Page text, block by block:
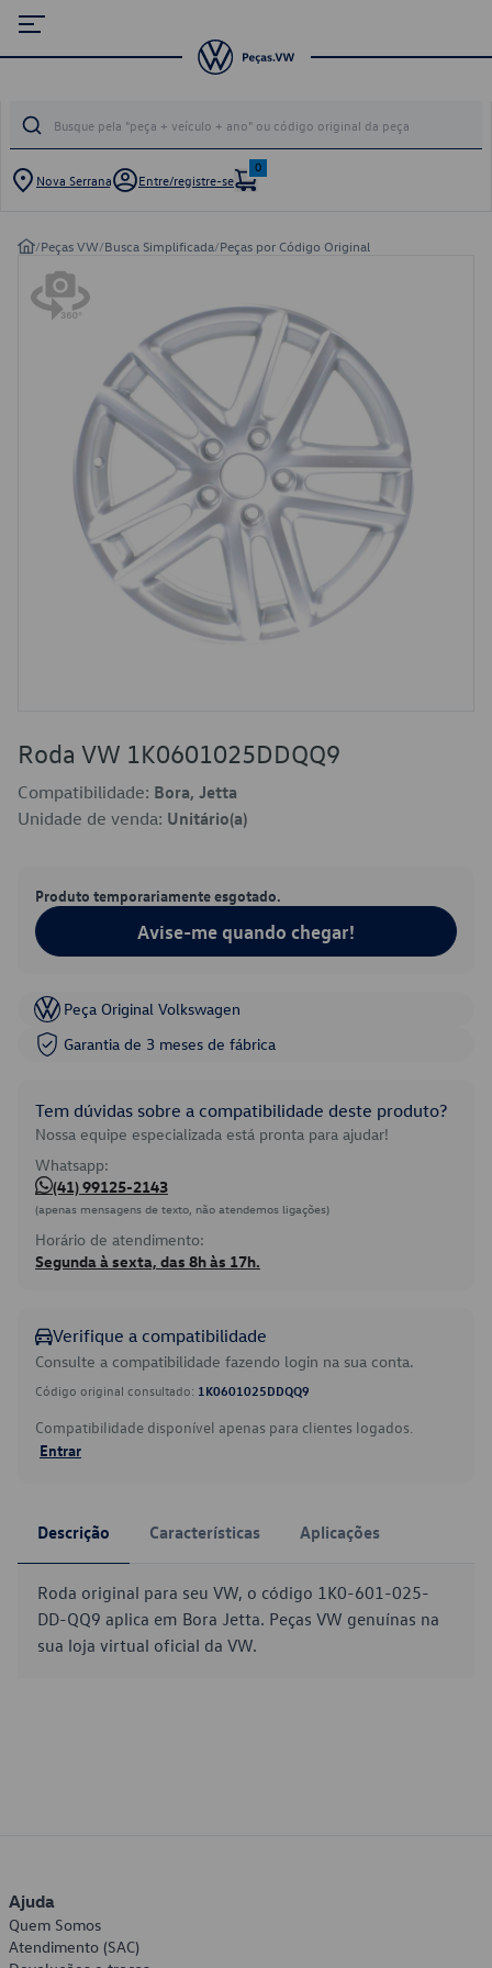
Nova Serrana Entre/registre-se
0
/Peças VW/Busca Simplificada/Peças por Código Original
Roda VW 1K0601025DDQQ9
Compatibilidade: Bora, Jetta
Unidade de venda: Unitário(a)
Produto temporariamente esgotado.
Avise-me quando chegar!
Peça Original Volkswagen
Garantia de 3 meses de fábrica
Tem dúvidas sobre a compatibilidade deste produto?
Nossa equipe especializada está pronta para ajudar!
Whatsapp:
(41) 99125-2143
(apenas mensagens de texto, não atendemos ligações)
Horário de atendimento:
Segunda à sexta, das 8h às 17h.
Verifique a compatibilidade
Consulte a compatibilidade fazendo login na sua conta.
Código original consultado: 1K0601025DDQQ9
Compatibilidade disponível apenas para clientes logados.
Entrar
Descrição Características Aplicações
Roda original para seu VW, o código 1K0-601-025-
DD-QQ9 aplica em Bora Jetta. Peças VW genuínas na
sua loja virtual oficial da VW.
Ajuda
Quem Somos
Atendimento (SAC)